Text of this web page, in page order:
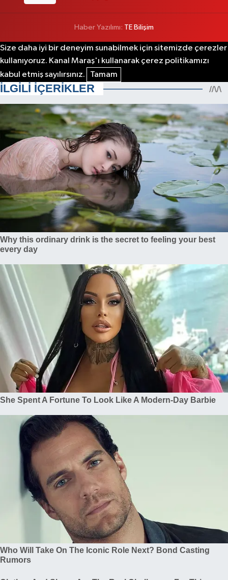
Haber Yazılımı: TE Bilişim
Size daha iyi bir deneyim sunabilmek için sitemizde çerezler
kullanıyoruz. Kanal Maraş'ı kullanarak çerez politikamızı
kabul etmiş sayılırsınız.
Tamam